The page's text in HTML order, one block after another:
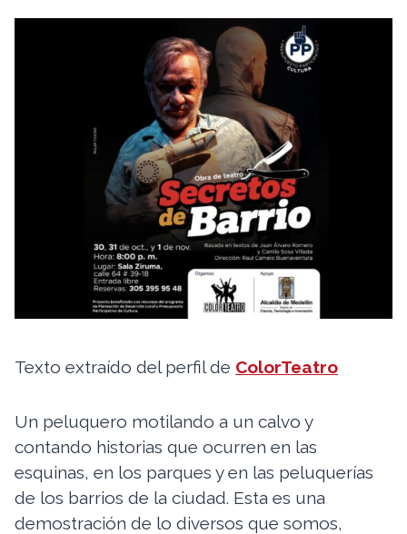
Texto extraído del perfil de ColorTeatro
Un peluquero motilando a un calvo y
contando historias que ocurren en las
esquinas, en los parques y en las peluquerías
de los barrios de la ciudad. Esta es una
demostración de lo diversos que somos,